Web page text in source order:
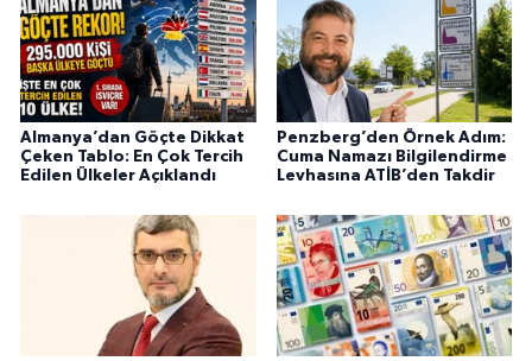
Almanya’dan Göçte Dikkat
Çeken Tablo: En Çok Tercih
Edilen Ülkeler Açıklandı
Penzberg’den Örnek Adım:
Cuma Namazı Bilgilendirme
Levhasına ATİB’den Takdir